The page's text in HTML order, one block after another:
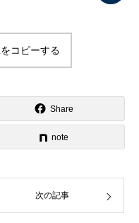
コピーする
Share
note
次の記事